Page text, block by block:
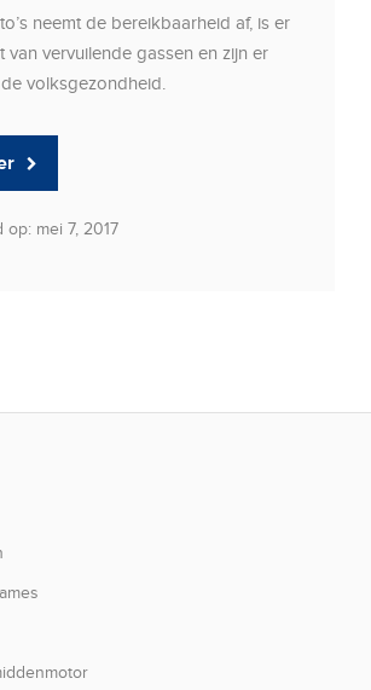
neemt de bereikbaarheid af, is er
van vervuilende gassen en zijn er
de volksgezondheid.
mei 7, 2017